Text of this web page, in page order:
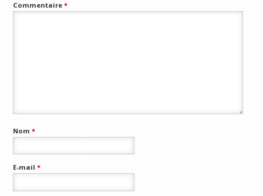
Commentaire*
Nom*
E-mail*